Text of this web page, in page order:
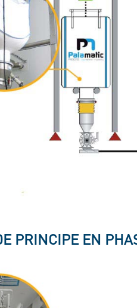
PRINCIPE EN